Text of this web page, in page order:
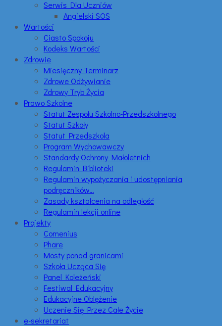
Serwis Dla Uczniów
Angielski SOS
Wartości
Ciasto Spokoju
Kodeks Wartości
Zdrowie
Miesięczny Terminarz
Zdrowe Odżywianie
Zdrowy Tryb Życia
Prawo Szkolne
Statut Zespołu Szkolno-Przedszkolnego
Statut Szkoły
Statut Przedszkola
Program Wychowawczy
Standardy Ochrony Małoletnich
Regulamin Biblioteki
Regulamin wypożyczania i udostępniania
podręczników…
Zasady kształcenia na odległość
Regulamin lekcji online
Projekty
Comenius
Phare
Mosty ponad granicami
Szkoła Ucząca Się
Panel Koleżeński
Festiwal Edukacyjny
Edukacyjne Oblężenie
Uczenie Się Przez Całe Życie
e-sekretariat